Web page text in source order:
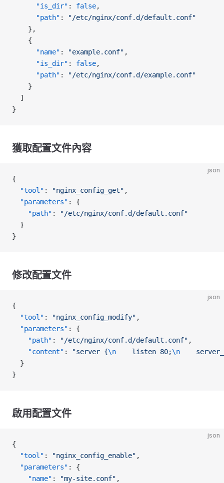
      "is_dir"
: false,
      "path"
:
"/etc/nginx/conf.d/default.conf"
    },
    {
      "name"
: "example.conf" ,
      "is_dir"
: false,
      "path"
:
"/etc/nginx/conf.d/example.conf"
    }
  ]
}
獲取配置文件內容
json
{
  "tool"
: "nginx_config_get" ,
  "parameters"
: {
    "path"
:
"/etc/nginx/conf.d/default.conf"
  }
}
修改配置文件
json
{
  "tool"
: "nginx_config_modify" ,
  "parameters"
: {
    "path"
: "/etc/nginx/conf.d/default.conf" ,
    "content"
: "server {\n
    listen 80;
\n
  }
}
啟用配置文件
json
{
  "tool"
: "nginx_config_enable" ,
  "parameters"
: {
    "name"
: "my-site.conf" ,